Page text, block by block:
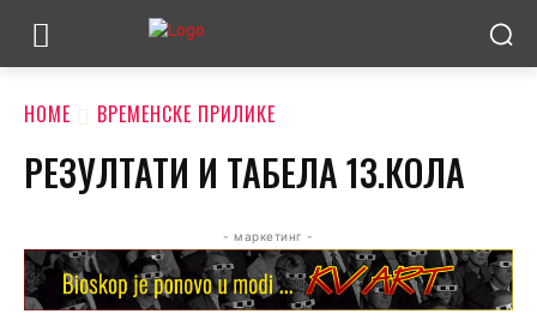
HOME ВРЕМЕНСКЕ ПРИЛИКЕ
РЕЗУЛТАТИ И ТАБЕЛА 13.КОЛА
- маркетинг -